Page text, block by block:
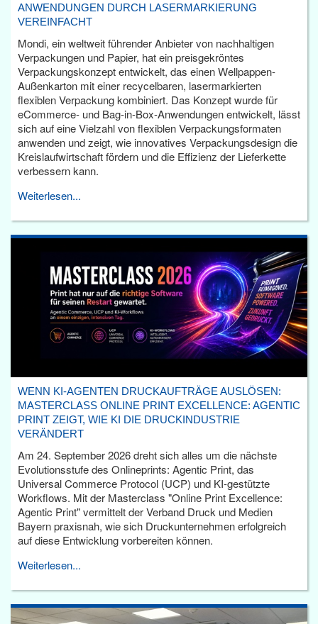
ANWENDUNGEN DURCH LASERMARKIERUNG
VEREINFACHT
Mondi, ein weltweit führender Anbieter von nachhaltigen
Verpackungen und Papier, hat ein preisgekröntes
Verpackungskonzept entwickelt, das einen Wellpappen-
Außenkarton mit einer recycelbaren, lasermarkierten
flexiblen Verpackung kombiniert. Das Konzept wurde für
eCommerce- und Bag-in-Box-Anwendungen entwickelt, lässt
sich auf eine Vielzahl von flexiblen Verpackungsformaten
anwenden und zeigt, wie innovatives Verpackungsdesign die
Kreislaufwirtschaft fördern und die Effizienz der Lieferkette
verbessern kann.
Weiterlesen...
WENN KI-AGENTEN DRUCKAUFTRÄGE AUSLÖSEN:
MASTERCLASS ONLINE PRINT EXCELLENCE: AGENTIC
PRINT ZEIGT, WIE KI DIE DRUCKINDUSTRIE
VERÄNDERT
Am 24. September 2026 dreht sich alles um die nächste
Evolutionsstufe des Onlineprints: Agentic Print, das
Universal Commerce Protocol (UCP) und KI-gestützte
Workflows. Mit der Masterclass "Online Print Excellence:
Agentic Print" vermittelt der Verband Druck und Medien
Bayern praxisnah, wie sich Druckunternehmen erfolgreich
auf diese Entwicklung vorbereiten können.
Weiterlesen...